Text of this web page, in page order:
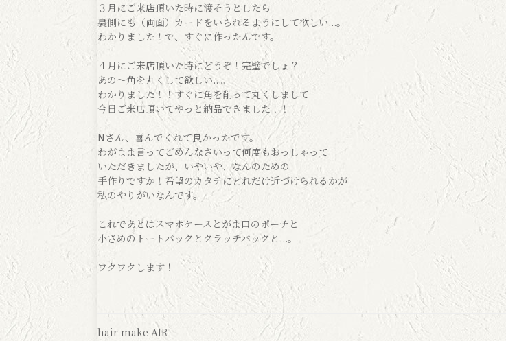
３月にご来店頂いた時に渡そうとしたら
裏側にも（両面）カードをいられるようにして欲しい...。
わかりました！で、すぐに作ったんです。
４月にご来店頂いた時にどうぞ！完璧でしょ？
あの〜角を丸くして欲しい...。
わかりました！！すぐに角を削って丸くしまして
今日ご来店頂いてやっと納品できました！！
Nさん、喜んでくれて良かったです。
わがまま言ってごめんなさいって何度もおっしゃって
いただきましたが、いやいや、なんのための
手作りですか！希望のカタチにどれだけ近づけられるかが
私のやりがいなんです。
これであとはスマホケースとがま口のポーチと
小さめのトートバックとクラッチバックと...。
ワクワクします！
hair make AIR